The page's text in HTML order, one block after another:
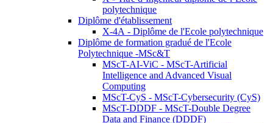
polytechnique
Diplôme d'établissement
X-4A - Diplôme de l'Ecole polytechnique
Diplôme de formation gradué de l'Ecole
Polytechnique -MSc&T
MScT-AI-ViC - MScT-Artificial
Intelligence and Advanced Visual
Computing
MScT-CyS - MScT-Cybersecurity (CyS)
MScT-DDDF - MScT-Double Degree
Data and Finance (DDDF)